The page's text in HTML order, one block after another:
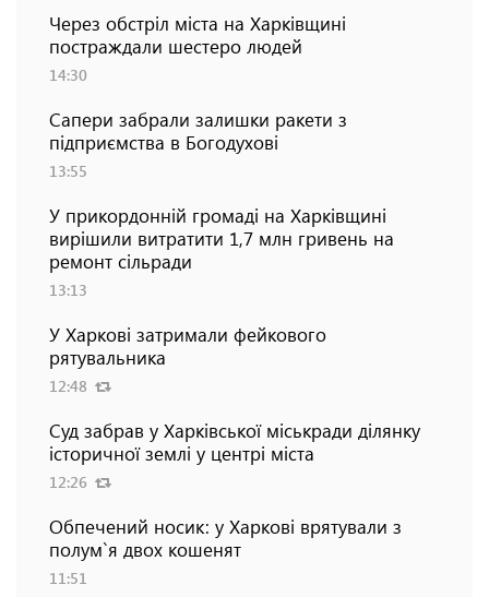
Через обстріл міста на Харківщині
постраждали шестеро людей
14:30
Сапери забрали залишки ракети з
підприємства в Богодухові
13:55
У прикордонній громаді на Харківщині
вирішили витратити 1,7 млн гривень на
ремонт сільради
13:13
У Харкові затримали фейкового
рятувальника
12:48
Суд забрав у Харківської міськради ділянку
історичної землі у центрі міста
12:26
Обпечений носик: у Харкові врятували з
полум`я двох кошенят
11:51